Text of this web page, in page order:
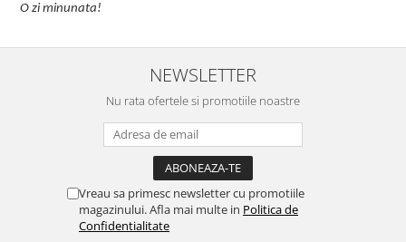
O zi minunata!
NEWSLETTER
Nu rata ofertele si promotiile noastre
Vreau sa primesc newsletter cu promotiile
magazinului. Afla mai multe in Politica de
Confidentialitate